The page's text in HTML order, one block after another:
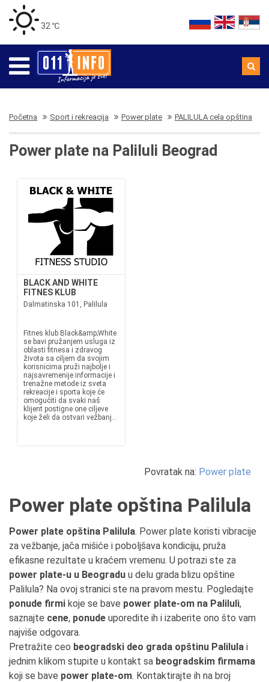
32 ℃
Početna Sport i rekreacija Power plate PALILULA cela opština
Power plate na Paliluli Beograd
BLACK AND WHITE
FITNES KLUB
Dalmatinska 101, Palilula
Fitnes klub Black&amp;White
se bavi pružanjem usluga iz
oblasti fitnesa i zdravog
života sa ciljem da svojim
korisnicima pruži najbolje i
najsavremenije informacije i
trenažne metode iz sveta
rekreacije i sporta koje će
omogućiti da svaki naš
klijent postigne one ciljeve
koje želi da ostvari vežbanj...
Povratak na: Power plate
Power plate opština Palilula
Power plate opština Palilula. Power plate koristi vibracije
za vežbanje, jača mišiće i poboljšava kondiciju, pruža
efikasne rezultate u kraćem vremenu. U potrazi ste za
power plate-u u Beogradu u delu grada blizu opštine
Palilula? Na ovoj stranici ste na pravom mestu. Pogledajte
ponude firmi koje se bave power plate-om na Paliluli,
saznajte cene, ponude uporedite ih i izaberite ono što vam
najviše odgovara.
Pretražite ceo beogradski deo grada opštinu Palilula i
jednim klikom stupite u kontakt sa beogradskim firmama
koji se bave power plate-om. Kontaktirajte ih na broj